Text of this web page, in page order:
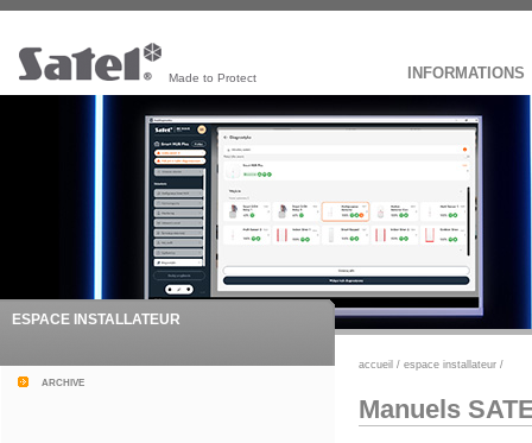
Made to Protect INFORMATIONS
ESPACE INSTALLATEUR
archive
accueil / espace installateur /
Manuels